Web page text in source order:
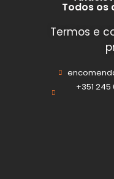
Todos os
Termos e
+351 245